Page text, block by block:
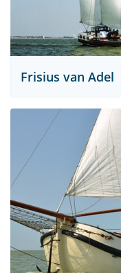
Frisius van Adel